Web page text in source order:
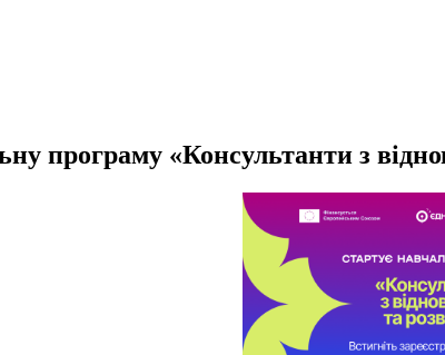
програму «Консультанти з